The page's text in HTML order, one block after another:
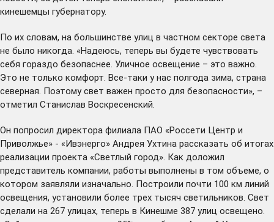
кинешемцы губернатору.
По их словам, на большинстве улиц в частном секторе света
не было никогда. «Надеюсь, теперь вы будете чувствовать
себя гораздо безопаснее. Уличное освещение – это важно.
Это не только комфорт. Все-таки у нас полгода зима, страна
северная. Поэтому свет важен просто для безопасности», –
отметил Станислав Воскресенский.
Он попросил директора филиала ПАО «Россети Центр и
Приволжье» - «Ивэнерго» Андрея Ухтина рассказать об итогах
реализации проекта «Светлый город». Как доложил
представитель компании, работы выполнены в том объеме, о
котором заявляли изначально. Построили почти 100 км линий
освещения, установили более трех тысяч светильников. Свет
сделали на 267 улицах, теперь в Кинешме 387 улиц освещено.